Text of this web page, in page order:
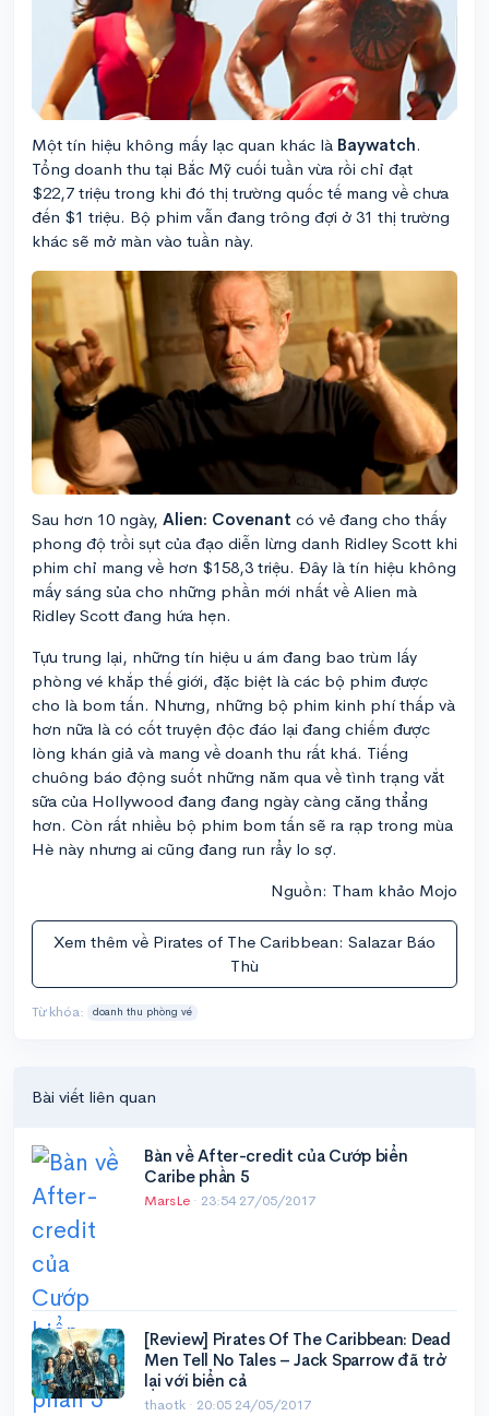
Một tín hiệu không mấy lạc quan khác là Baywatch.
Tổng doanh thu tại Bắc Mỹ cuối tuần vừa rồi chỉ đạt
$22,7 triệu trong khi đó thị trường quốc tế mang về chưa
đến $1 triệu. Bộ phim vẫn đang trông đợi ở 31 thị trường
khác sẽ mở màn vào tuần này.
Sau hơn 10 ngày, Alien: Covenant có vẻ đang cho thấy
phong độ trồi sụt của đạo diễn lừng danh Ridley Scott khi
phim chỉ mang về hơn $158,3 triệu. Đây là tín hiệu không
mấy sáng sủa cho những phần mới nhất về Alien mà
Ridley Scott đang hứa hẹn.
Tựu trung lại, những tín hiệu u ám đang bao trùm lấy
phòng vé khắp thế giới, đặc biệt là các bộ phim được
cho là bom tấn. Nhưng, những bộ phim kinh phí thấp và
hơn nữa là có cốt truyện độc đáo lại đang chiếm được
lòng khán giả và mang về doanh thu rất khá. Tiếng
chuông báo động suốt những năm qua về tình trạng vắt
sữa của Hollywood đang đang ngày càng căng thẳng
hơn. Còn rất nhiều bộ phim bom tấn sẽ ra rạp trong mùa
Hè này nhưng ai cũng đang run rẩy lo sợ.
Nguồn: Tham khảo Mojo
Xem thêm về Pirates of The Caribbean: Salazar Báo
Thù
Từ khóa: doanh thu phòng vé
Bài viết liên quan
Bàn về After-credit của Cướp biển
Caribe phần 5
MarsLe · 23:54 27/05/2017
[Review] Pirates Of The Caribbean: Dead
Men Tell No Tales – Jack Sparrow đã trở
lại với biển cả
thaotk · 20:05 24/05/2017